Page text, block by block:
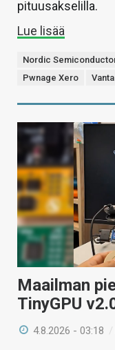
pituusakselilla.
Lue lisää
Nordic
Pwnage Xero
Vanta
Maailman
TinyGPU
4.8.2026 - 03:18